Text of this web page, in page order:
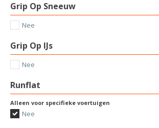
Grip Op Sneeuw
Nee
Grip Op IJs
Nee
Runflat
Alleen voor specifieke voertuigen
Nee